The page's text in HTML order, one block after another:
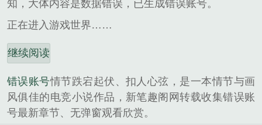
知，大体内容是数据错误，已生成错误账号。
正在进入游戏世界……
继续阅读
错误账号情节跌宕起伏、扣人心弦，是一本情节与画
风俱佳的电竞小说作品，新笔趣阁网转载收集错误账
号最新章节、无弹窗观看欣赏。